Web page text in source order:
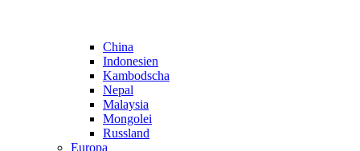
China
Indonesien
Kambodscha
Nepal
Malaysia
Mongolei
Russland
Europa